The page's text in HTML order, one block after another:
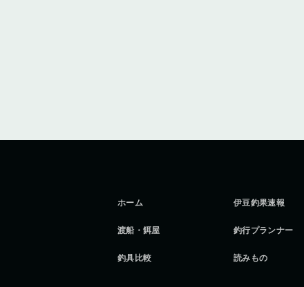
ホーム 伊豆釣果速報
渡船・餌屋 釣行プランナー
釣具比較 読みもの